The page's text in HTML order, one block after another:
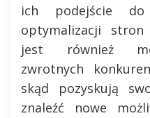
ich podejście
optymalizacji stron
jest również
zwrotnych
skąd pozyskują
znaleźć nowe